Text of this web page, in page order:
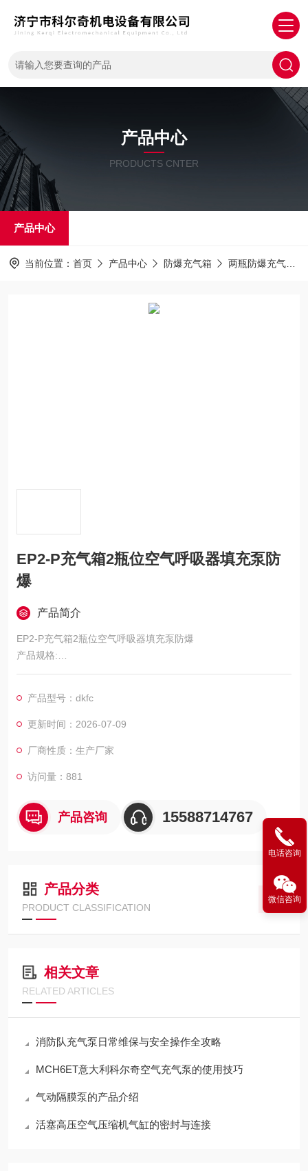
产品中心
PRODUCTS CNTER
产品中心
当前位置： 首页 产品中心 防爆充气箱 两瓶防爆充气箱
EP2-P充气箱2瓶位空气呼吸器填充泵防
爆
产品简介
EP2-P充气箱2瓶位空气呼吸器填充泵防爆
产品规格:
型号:EP2-P
适用气瓶:6-9升碳纤维气瓶或钢瓶
产品型号：dkfc
更新时间：2026-07-09
厂商性质：生产厂家
访问量：881
产品咨询 15588714767
产品分类
PRODUCT CLASSIFICATION
相关文章
RELATED ARTICLES
消防队充气泵日常维保与安全操作全攻略
MCH6ET意大利科尔奇空气充气泵的使用技巧
气动隔膜泵的产品介绍
活塞高压空气压缩机气缸的密封与连接
电话咨询
微信咨询